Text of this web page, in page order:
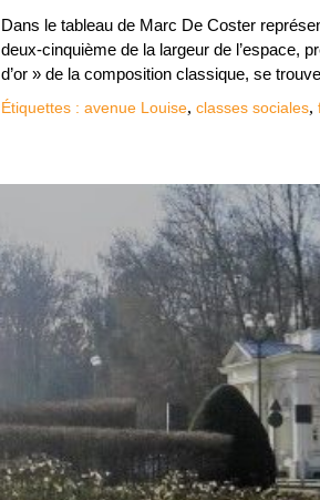
Dans le tableau de Marc De Coster
deux-cinquième de la largeur de l’espace,
d’or » de la composition classique, se
Étiquettes : avenue Louise, classes sociales,